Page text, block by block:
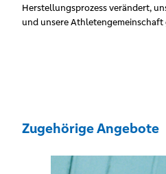
Herstellungsprozess verändert,
und unsere
Zugehörige Angebote